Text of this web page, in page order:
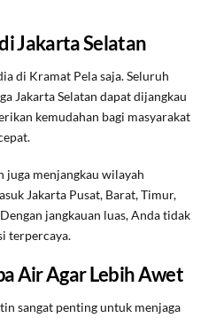
Jakarta Selatan
di Kramat Pela saja. Seluruh
Jakarta Selatan dapat dijangkau
kemudahan bagi masyarakat
juga menjangkau wilayah
Jakarta Pusat, Barat, Timur,
jangkauan luas, Anda tidak
terpercaya.
Air Agar Lebih Awet
sangat penting untuk menjaga